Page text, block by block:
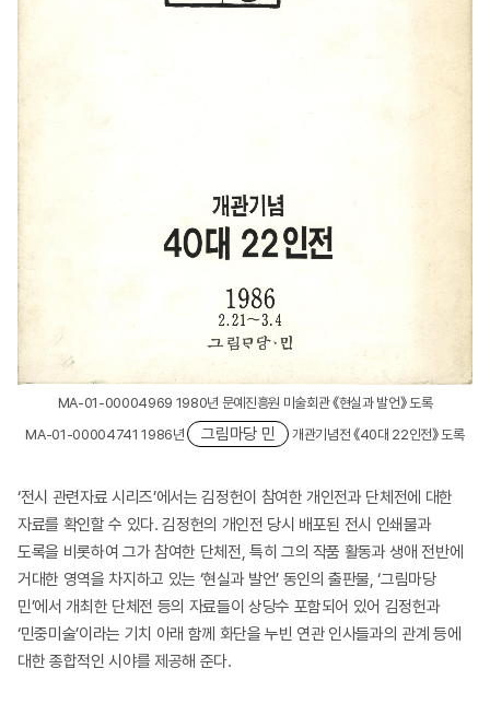
MA-01-00004969 1980년 문예진흥원 미술회관 《현실과 발언》 도록
MA-01-00004741 1986년
그림마당 민 개관기념전 《40대 22인전》 도록
‘전시 관련자료 시리즈’에서는 김정헌이 참여한 개인전과 단체전에 대한
자료를 확인할 수 있다. 김정헌의 개인전 당시 배포된 전시 인쇄물과
도록을 비롯하여 그가 참여한 단체전, 특히 그의 작품 활동과 생애 전반에
거대한 영역을 차지하고 있는 ‘현실과 발언’ 동인의 출판물, ‘그림마당
민’에서 개최한 단체전 등의 자료들이 상당수 포함되어 있어 김정헌과
‘민중미술’이라는 기치 아래 함께 화단을 누빈 연관 인사들과의 관계 등에
대한 종합적인 시야를 제공해 준다.